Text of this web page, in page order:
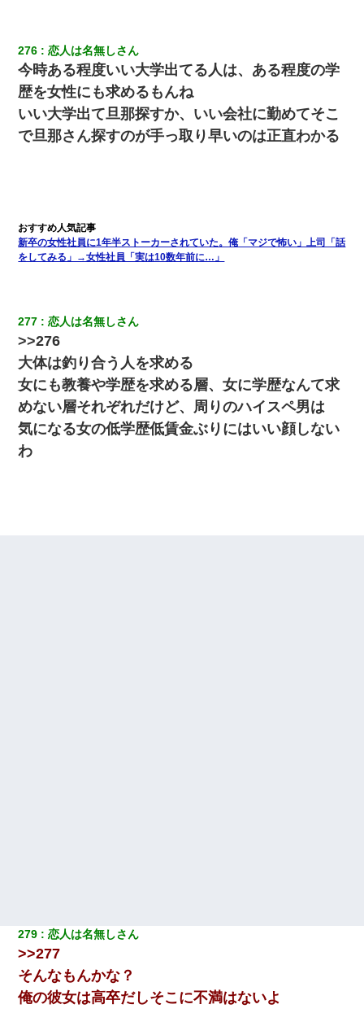
276 恋人は名無しさん
今時ある程度いい大学出てる人は、ある程度の学
歴を女性にも求めるもんね
いい大学出て旦那探すか、いい会社に勤めてそこ
で旦那さん探すのが手っ取り早いのは正直わかる
新卒の女性社員に1年半ストーカーされていた。俺「マジで怖い」上司「話
をしてみる」→女性社員「実は10数年前に…」
277 恋人は名無しさん
>>276
大体は釣り合う人を求める
女にも教養や学歴を求める層、女に学歴なんて求
めない層それぞれだけど、周りのハイスペ男は
気になる女の低学歴低賃金ぶりにはいい顔しない
わ
279 恋人は名無しさん
>>277
そんなもんかな？
俺の彼女は高卒だしそこに不満はないよ